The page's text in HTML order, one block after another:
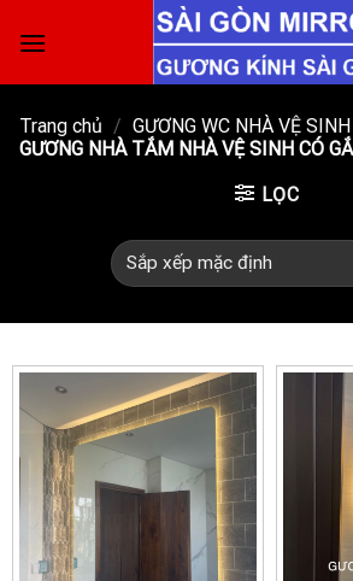
Trang chủ / GƯƠNG WC NHÀ VỆ
GƯƠNG NHÀ TẮM NHÀ VỆ SINH CÓ
LỌC